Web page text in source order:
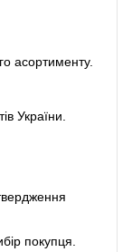
асортименту.
України.
покупця.